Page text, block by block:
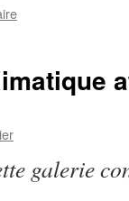
galerie